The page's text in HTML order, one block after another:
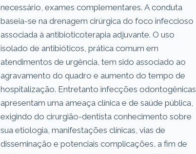
necessário, exames complementares. A conduta
baseia-se na drenagem cirúrgica do foco infeccioso
associada à antibioticoterapia adjuvante. O uso
isolado de antibióticos, prática comum em
atendimentos de urgência, tem sido associado ao
agravamento do quadro e aumento do tempo de
hospitalização. Entretanto infecções odontogênicas
apresentam uma ameaça clínica e de saúde pública,
exigindo do cirurgião-dentista conhecimento sobre
sua etiologia, manifestações clínicas, vias de
disseminação e potenciais complicações, a fim de